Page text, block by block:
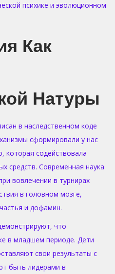
психике и эволюционном
Как
Натуры
в наследственном коде
сформировали у нас
которая содействовала
средств. Современная наука
вовлечении в турнирах
в головном мозге,
и дофамин.
что
в младшем периоде. Дети
свои результаты с
быть лидерами в